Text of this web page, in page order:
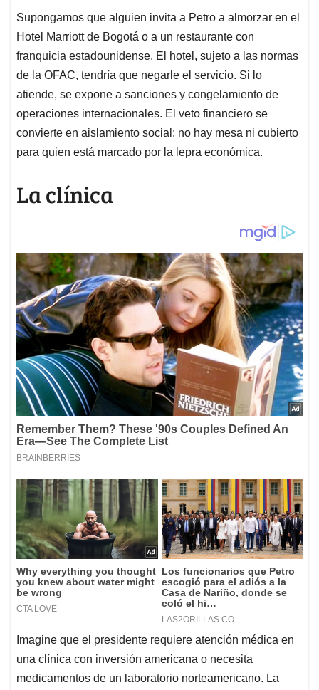
Supongamos que alguien invita a Petro a almorzar en el
Hotel Marriott de Bogotá o a un restaurante con
franquicia estadounidense. El hotel, sujeto a las normas
de la OFAC, tendría que negarle el servicio. Si lo
atiende, se expone a sanciones y congelamiento de
operaciones internacionales. El veto financiero se
convierte en aislamiento social: no hay mesa ni cubierto
para quien está marcado por la lepra económica.
La clínica
Imagine que el presidente requiere atención médica en
una clínica con inversión americana o necesita
medicamentos de un laboratorio norteamericano. La